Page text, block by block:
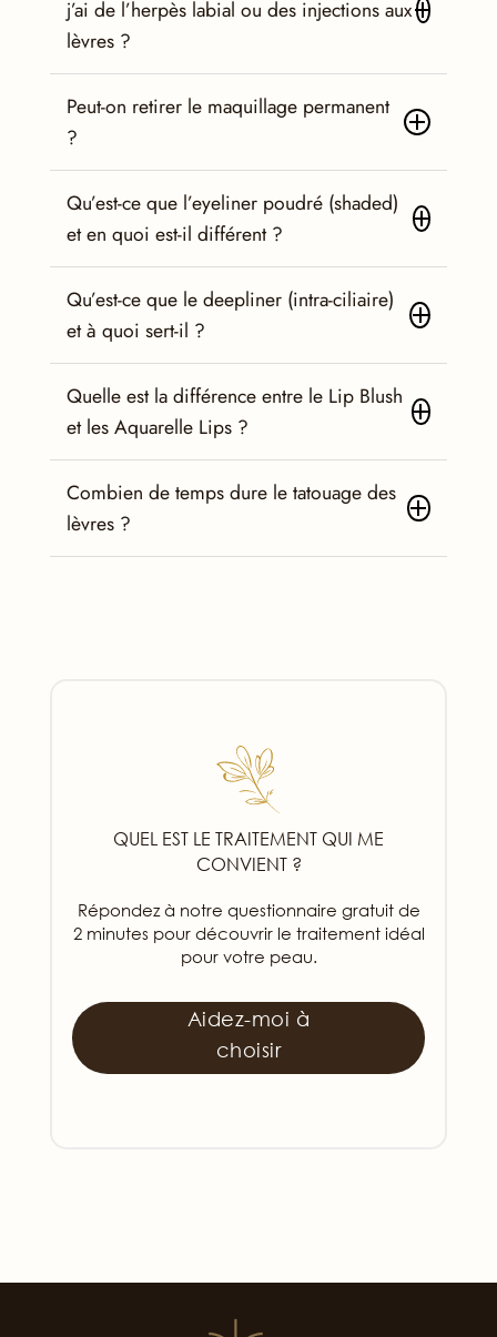
j’ai de l’herpès labial ou des injections aux
lèvres ?
Peut-on retirer le maquillage permanent
?
Qu’est-ce que l’eyeliner poudré (shaded)
et en quoi est-il différent ?
Qu’est-ce que le deepliner (intra-ciliaire)
et à quoi sert-il ?
Quelle est la différence entre le Lip Blush
et les Aquarelle Lips ?
Combien de temps dure le tatouage des
lèvres ?
QUEL EST LE TRAITEMENT QUI ME
CONVIENT ?
Répondez à notre questionnaire gratuit de
2 minutes pour découvrir le traitement idéal
pour votre peau.
Aidez-moi à
choisir